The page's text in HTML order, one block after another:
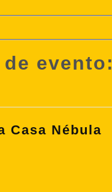
evento:
Casa Nébula